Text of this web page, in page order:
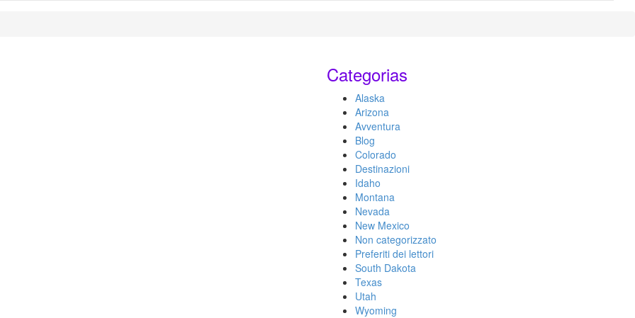
Categorias
Alaska
Arizona
Avventura
Blog
Colorado
Destinazioni
Idaho
Montana
Nevada
New Mexico
Non categorizzato
Preferiti dei lettori
South Dakota
Texas
Utah
Wyoming